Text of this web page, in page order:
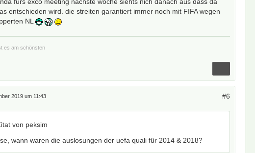
fürs exco meeting nächste woche siehts nich danach aus dass da
entschieden wird. die streiten garantiert immer noch mit FIFA wegen
NL
es am schönsten
2019 um 11:43 #6
von peksim
wann waren die auslosungen der uefa quali für 2014 & 2018?